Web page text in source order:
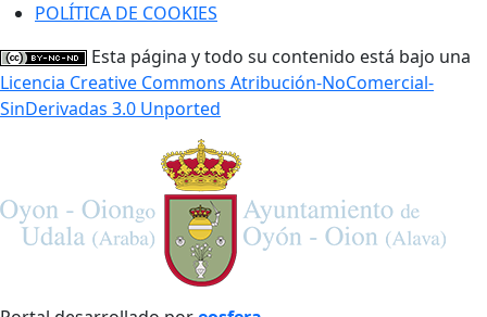
POLÍTICA DE COOKIES
Esta página y todo su contenido está bajo una
Licencia Creative Commons Atribución-NoComercial-
SinDerivadas 3.0 Unported